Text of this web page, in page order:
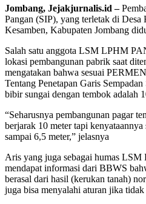
Jombang, Jejakjurnalis.id –
Pangan (SIP), yang terletak di Desa
Kesamben, Kabupaten Jombang
Salah satu anggota LSM LPHM
lokasi pembangunan pabrik saat
mengatakan bahwa sesuai
Tentang Penetapan Garis
bibir sungai dengan tembok adalah
“Seharusnya pembangunan pagar
berjarak 10 meter tapi
sampai 6,5 meter,” jelasnya
Aris yang juga sebagai humas
mendapat informasi dari BBWS
berasal dari hasil (kerukan tanah)
juga bisa menyalahi aturan jika